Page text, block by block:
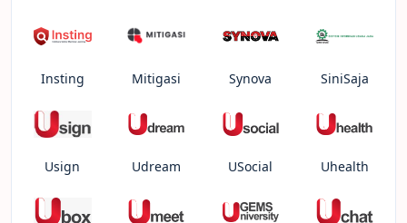
Insting Mitigasi Synova SiniSaja
Usign Udream USocial Uhealth